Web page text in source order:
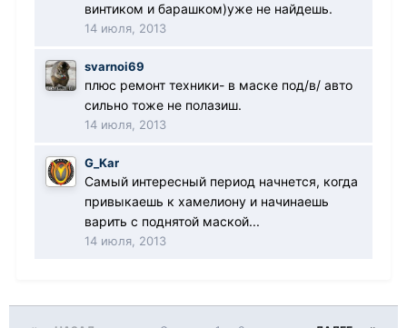
винтиком и барашком)уже не найдешь.
14 июля, 2013
svarnoi69
плюс ремонт техники- в маске под/в/ авто
сильно тоже не полазиш.
14 июля, 2013
G_Kar
Самый интересный период начнется, когда
привыкаешь к хамелиону и начинаешь
варить с поднятой маской...
14 июля, 2013